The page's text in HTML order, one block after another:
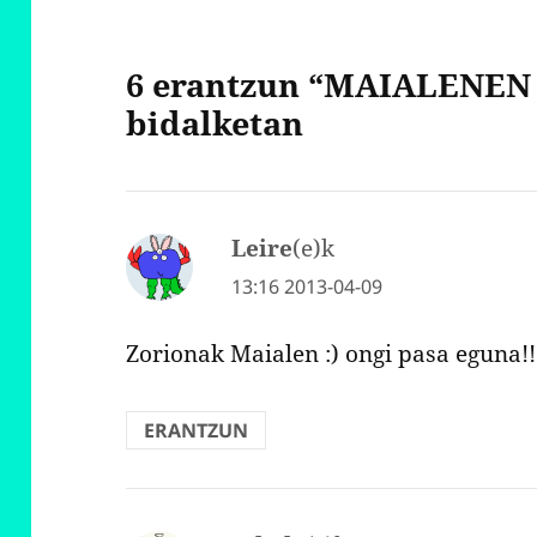
6 erantzun “MAIALENEN
bidalketan
Leire(e)k
i
:
13:16 2013-04-09
Zorionak Maialen :) ongi pasa
ERANTZUN